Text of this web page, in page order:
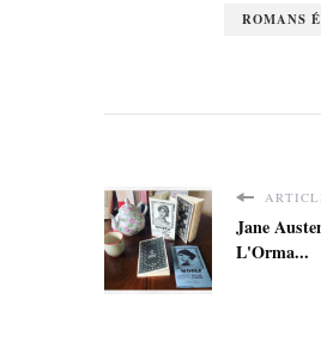
ROMANS
Jane
L'Orma...